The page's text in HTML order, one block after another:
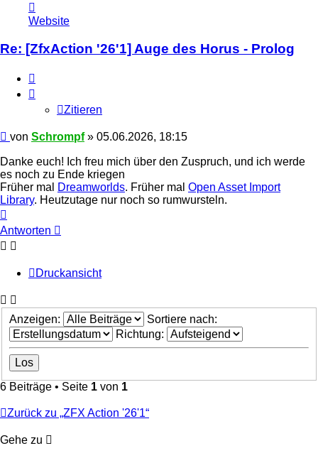
von
Schrompf
Website
Re: [ZfxAction '26'1] Auge des Horus - Prolog
Zitieren
Beitrag
von Schrompf» 05.06.2026, 18:15
Danke euch! Ich freu mich über den Zuspruch, und ich werde
es noch zu Ende kriegen
Früher mal
Dreamworlds. Früher mal Open Asset Import
Library. Heutzutage nur noch so rumwursteln.
oben
Antworten
Druckansicht
Anzeigen:
Sortiere nach:
Richtung:
6 Beiträge • Seite 1 von 1
Zurück zu „ZFX Action '26'1“
Gehe zu